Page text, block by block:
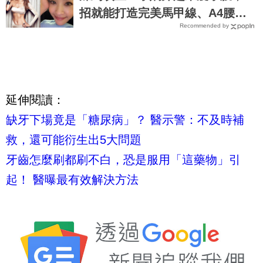
招就能打造完美馬甲線、A4腰｜
Recommended by
延伸閱讀：
缺牙下場竟是「糖尿病」？ 醫示警：不及時補
救，還可能衍生出5大問題
牙齒怎麼刷都刷不白，恐是服用「這藥物」引
起！ 醫曝最有效解決方法